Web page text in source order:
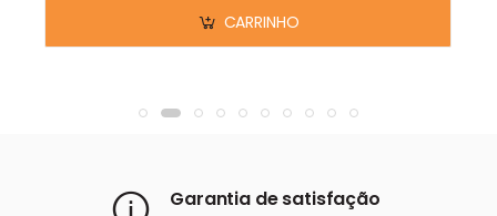
CARRINHO
Garantia de satisfação